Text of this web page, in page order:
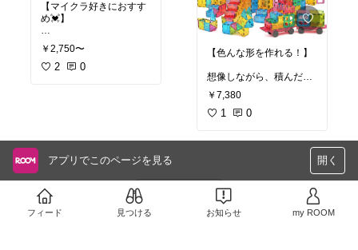
【マイクラ好きにおすす
め💓】
キャラクターも多数！
マイクラの世界を現実に
作れるよ✨
￥2,750〜
2 0
【色んな形を作れる！】
想像しながら、積んだ
り、広げたり
色んな形を作れるように
なるよ🏠
￥7,380
1 0
アプリでこのページを見る 開く
フィード 見つける お知らせ my ROOM